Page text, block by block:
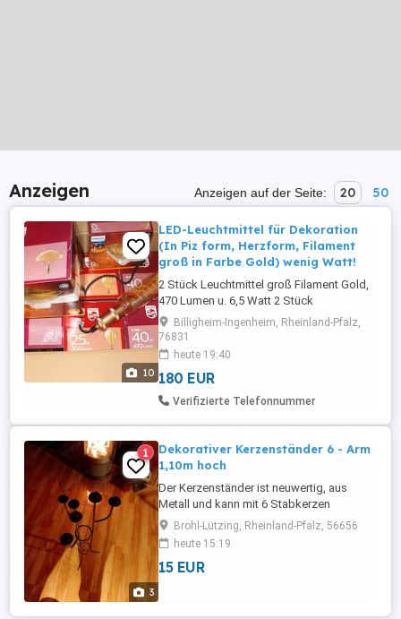
Anzeigen Anzeigen auf der Seite: 20 50
10
LED-Leuchtmittel für Dekoration
(In Piz form, Herzform, Filament
groß in Farbe Gold) wenig Watt!
2 Stück Leuchtmittel groß Filament Gold,
470 Lumen u. 6,5 Watt 2 Stück
Leuchtmittel groß Filament Gold, 300
Lumen u. 5 Watt 2 Stück Leuchtmittel in
Pis form Gold, 350 Lumen u. 5 Watt LED
form Gold 125 Lumen u. 2,3 Watt 1 Stück
Stabform 6,5 Watt 470 Lumen zusammen
Billigheim-Ingenheim, Rheinland-Pfalz,
76831
heute 19:40
180 EUR
Verifizierte Telefonnummer
3
1
Dekorativer Kerzenständer 6 - Arm
1,10m hoch
Der Kerzenständer ist neuwertig, aus
Metall und kann mit 6 Stabkerzen
bestückt werden. Nur Abholung.
Brohl-Lützing, Rheinland-Pfalz, 56656
heute 15:19
15 EUR